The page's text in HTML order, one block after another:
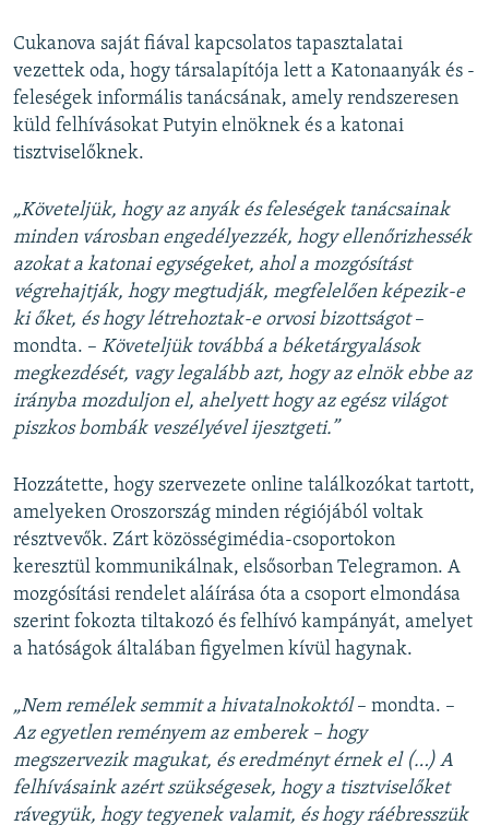
Cukanova saját fiával kapcsolatos tapasztalatai
vezettek oda, hogy társalapítója lett a Katonaanyák és -
feleségek informális tanácsának, amely rendszeresen
küld felhívásokat Putyin elnöknek és a katonai
tisztviselőknek.
„Követeljük, hogy az anyák és feleségek tanácsainak
minden városban engedélyezzék, hogy ellenőrizhessék
azokat a katonai egységeket, ahol a mozgósítást
végrehajtják, hogy megtudják, megfelelően képezik-e
ki őket, és hogy létrehoztak-e orvosi bizottságot–
mondta. – Követeljük továbbá a béketárgyalások
megkezdését, vagy legalább azt, hogy az elnök ebbe az
irányba mozduljon el, ahelyett hogy az egész világot
piszkos bombák veszélyével ijesztgeti.”
Hozzátette, hogy szervezete online találkozókat tartott,
amelyeken Oroszország minden régiójából voltak
résztvevők. Zárt közösségimédia-csoportokon
keresztül kommunikálnak, elsősorban Telegramon. A
mozgósítási rendelet aláírása óta a csoport elmondása
szerint fokozta tiltakozó és felhívó kampányát, amelyet
a hatóságok általában figyelmen kívül hagynak.
„Nem remélek semmit a hivatalnokoktól– mondta. –
Az egyetlen reményem az emberek – hogy
megszervezik magukat, és eredményt érnek el (…) A
felhívásaink azért szükségesek, hogy a tisztviselőket
rávegyük, hogy tegyenek valamit, és hogy ráébresszük